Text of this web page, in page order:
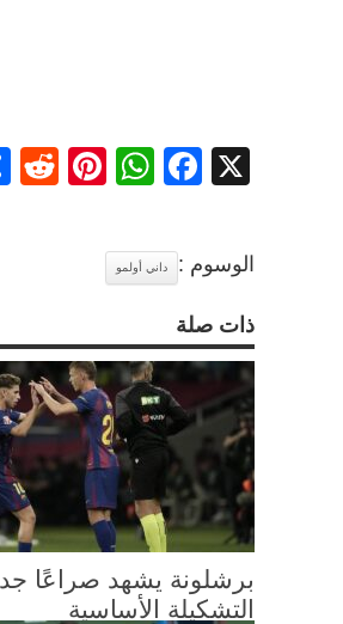
X
الوسوم : داني أولمو
ذات صلة
برشلونة يشهد صراعًا
التشكيلة الأساسية